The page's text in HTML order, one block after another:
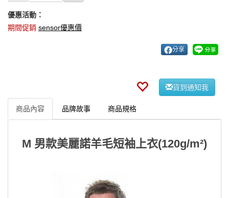
優惠活動：
期間促銷 sensor優惠價
分享
貨到通知我
商品內容 品牌故事 商品規格
M 男款美麗諾羊毛短袖上衣(120g/m²)